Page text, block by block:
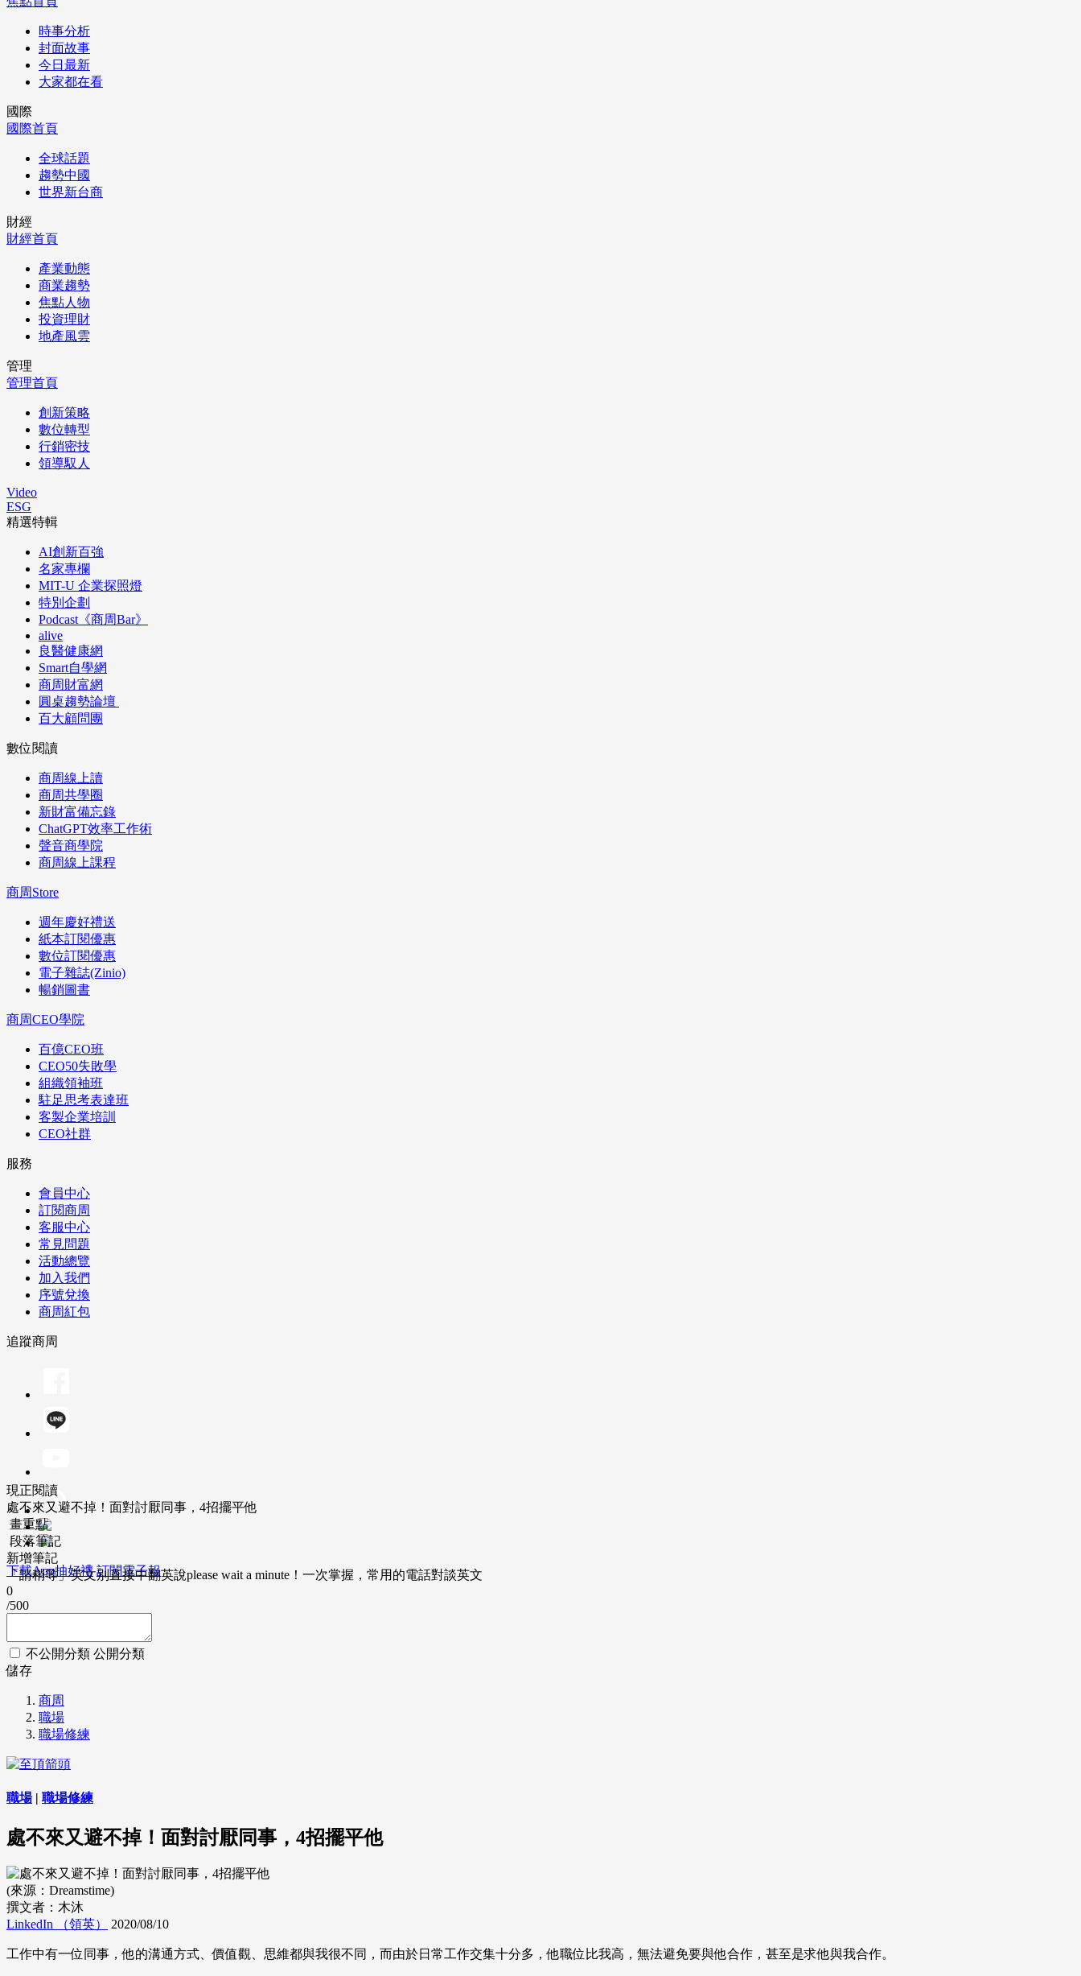
時事分析
封面故事
今日最新
大家都在看
國際
國際首頁
全球話題
趨勢中國
世界新台商
財經
財經首頁
產業動態
商業趨勢
焦點人物
投資理財
地產風雲
管理
管理首頁
創新策略
數位轉型
行銷密技
領導馭人
Video
ESG
精選特輯
AI創新百強
名家專欄
MIT-U 企業探照燈
特別企劃
Podcast《商周Bar》
alive
良醫健康網
Smart自學網
商周財富網
圓桌趨勢論壇
百大顧問團
數位閱讀
商周線上讀
商周共學圈
新財富備忘錄
ChatGPT效率工作術
聲音商學院
商周線上課程
商周Store
週年慶好禮送
紙本訂閱優惠
數位訂閱優惠
電子雜誌(Zinio)
暢銷圖書
商周CEO學院
百億CEO班
CEO50失敗學
組織領袖班
駐足思考表達班
客製企業培訓
CEO社群
服務
會員中心
訂閱商周
客服中心
常見問題
活動總覽
加入我們
序號兌換
商周紅包
追蹤商周
下載App抽好禮 訂閱電子報
現正閱讀
處不來又避不掉！面對討厭同事，4招擺平他
畫重點
段落筆記
新增筆記
「請稍等」英文別直接中翻英說please wait a minute！一次掌握，常用的電話對談英文
0
/500
不公開分類 公開分類
儲存
商周
職場
職場修練
職場| 職場修練
處不來又避不掉！面對討厭同事，4招擺平他
(來源：Dreamstime)
撰文者：木沐
LinkedIn （領英）
2020/08/10
工作中有一位同事，他的溝通方式、價值觀、思維都與我很不同，而由於日常工作交集十分多，他職位比我高，無法避免要與他合作，甚至是求他與我合作。